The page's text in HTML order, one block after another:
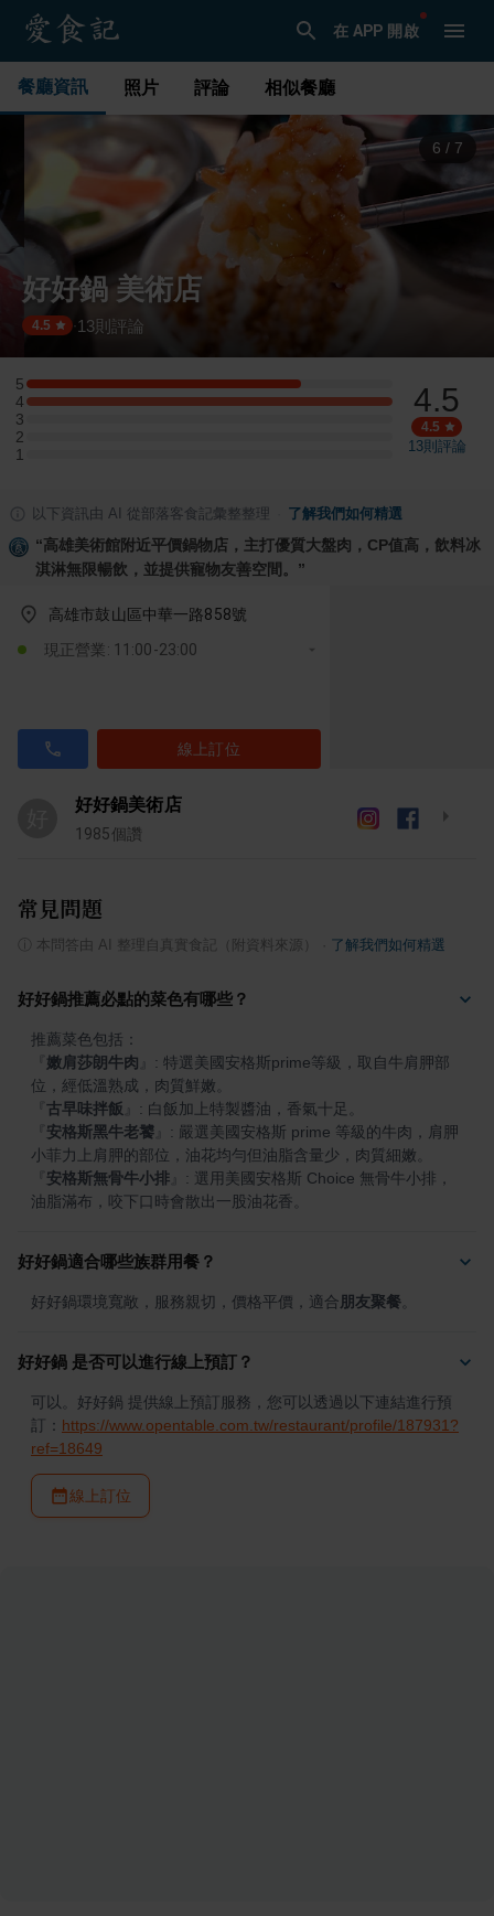
在 APP 開啟
餐廳資訊 照片 評論 相似餐廳
6 / 7
好好鍋 美術店
4.5 ·13則評論
5
5 星：3 則評論
4
4 星：4 則評論
3
3 星：0 則評論
2
2 星：0 則評論
1
1 星：0 則評論
4.5
4.5
13則評論
以下資訊由 AI 從部落客食記彙整整理 了解我們如何精選
“高雄美術館附近平價鍋物店，主打優質大盤肉，CP值高，飲料冰
淇淋無限暢飲，並提供寵物友善空間。 ”
高雄市鼓山區中華一路858號
現正營業: 11:00-23:00
線上訂位
好好鍋美術店
1985個讚
常見問題
本問答由 AI 整理自真實食記（附資料來源） 了解我們如何精選
好好鍋推薦必點的菜色有哪些？
嫩肩莎朗牛肉
: 特選美國安格斯prime等級，取自牛肩胛部
古早味拌飯
安格斯黑牛老饕
: 嚴選美國安格斯 prime 等級的牛肉，肩胛
安格斯無骨牛小排
: 選用美國安格斯 Choice 無骨牛小排，
油脂滿布，咬下口時會散出一股油花香。
好好鍋適合哪些族群用餐？
好好鍋環境寬敞，服務親切，價格平價，適合 朋友聚餐
好好鍋 是否可以進行線上預訂？
可以。好好鍋 提供線上預訂服務，您可以透過以下連結進行預
訂： https://www.opentable.com.tw/restaurant/profile/187931?
ref=18649
線上訂位